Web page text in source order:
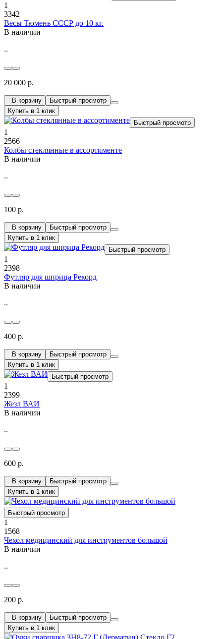
1
3342
Весы Тюмень СССР до 10 кг.
В наличии
..
20 000 р.
В корзину
Быстрый просмотр
Купить в 1 клик
Быстрый просмотр
1
2566
Колбы стеклянные в ассортименте
В наличии
..
100 р.
В корзину
Быстрый просмотр
Купить в 1 клик
Быстрый просмотр
1
2398
Футляр для шприца Рекорд
В наличии
..
400 р.
В корзину
Быстрый просмотр
Купить в 1 клик
Быстрый просмотр
1
2399
Жезл ВАИ
В наличии
..
600 р.
В корзину
Быстрый просмотр
Купить в 1 клик
Быстрый просмотр
1
1568
Чехол медицинский для инструментов большой
В наличии
..
200 р.
В корзину
Быстрый просмотр
Купить в 1 клик